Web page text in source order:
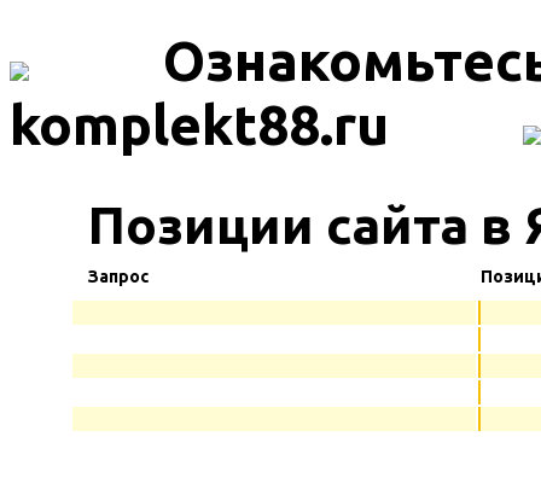
komplekt88.ru
Позиции сайта в
Запрос